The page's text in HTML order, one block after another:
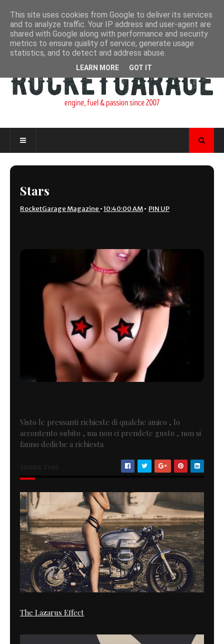
Stars
RocketGarage Magazine •10:40:00 AM• PIN UP
Visto le pressanti richieste di qualche amico , lo
accontento subito , ma non ci prendete gusto , non si
fanno dediche a richiesta
The Lazarus Effect
This site uses cookies from Google to deliver its services
and to analyze traffic. Your IP address and user-agent are
shared with Google along with performance and security
metrics to ensure quality of service, generate usage
statistics, and to detect and address abuse.
LEARN MORE GOT IT